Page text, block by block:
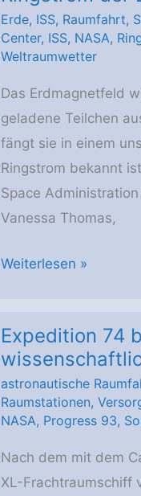
des
Roboterarms
ab
Erde, ISS, Raumfahrt,
Center, ISS, NASA,
Weltraumwetter
Das Erdmagnetfeld
geladene Teilchen
fängt sie in einem
Ringstrom bekannt
Space
Vanessa Thomas,
NASA-
soll
Erkenntnisse
über
den
der
Erde
Weiterlesen »
Expedition 74
astronautische
Raumstationen,
NASA, Progress 93,
Nach dem mit dem
XL-Frachtraumschiff